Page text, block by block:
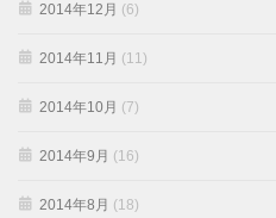
2014年12月 (6)
2014年11月 (11)
2014年10月 (7)
2014年9月 (16)
2014年8月 (18)